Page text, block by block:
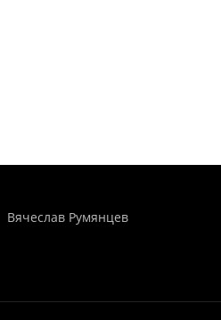
Вячеслав Румянцев